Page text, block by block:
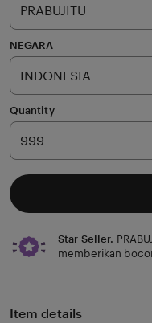
NEGARA
Quantity
Star Seller.
memberikan
Item details